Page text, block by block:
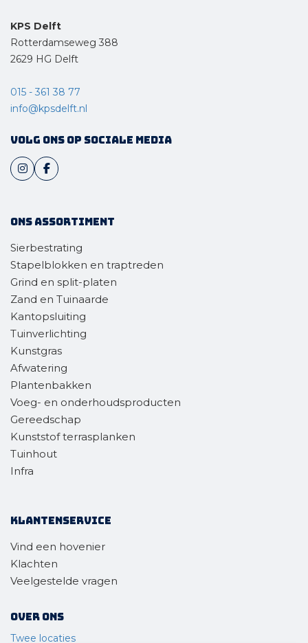
KPS Delft
Rotterdamseweg 388
2629 HG Delft
015 - 361 38 77
info@kpsdelft.nl
Volg ons op sociale media
Ons assortiment
Sierbestrating
Stapelblokken en traptreden
Grind en split-platen
Zand en Tuinaarde
Kantopsluiting
Tuinverlichting
Kunstgras
Afwatering
Plantenbakken
Voeg- en onderhoudsproducten
Gereedschap
Kunststof terrasplanken
Tuinhout
Infra
Klantenservice
Vind een hovenier
Klachten
Veelgestelde vragen
Over ons
Twee locaties